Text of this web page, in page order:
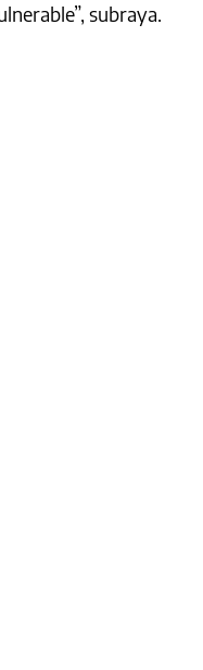
subraya.